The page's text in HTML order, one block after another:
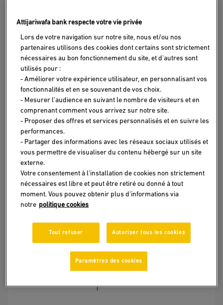
RETRAITE AU MAROC 27/01/2023
Retraite au Maroc : quels avantages ?
Pour moi, l’âge d’or est une période d’insouciance et
d’évasion. Vivre une retraite paisible au Maro…
EN SAVOIR PLUS
IMMIGRATION À L'ÉTRANGER26/01/2023
Attijariwafa bank respecte votre vie privée
Lors de votre navigation sur notre site, nous et/ou nos
partenaires utilisons des cookies dont certains sont strictement
nécessaires au bon fonctionnement du site, et d'autres sont
utilisés pour :
- Améliorer votre expérience utilisateur, en personnalisant vos
fonctionnalités et en se souvenant de vos choix.
- Mesurer l’audience en suivant le nombre de visiteurs et en
comprenant comment vous arrivez sur notre site.
- Proposer des offres et services personnalisés et en suivre les
performances.
- Partager des informations avec les réseaux sociaux utilisés et
vous permettre de visualiser du contenu hébergé sur un site
externe.
Votre consentement à l'installation de cookies non strictement
nécessaires est libre et peut être retiré ou donné à tout
moment. Vous pouvez obtenir plus d'informations via
notre politique cookies
Tout refuser Autoriser tous les cookies
Paramètres des cookies